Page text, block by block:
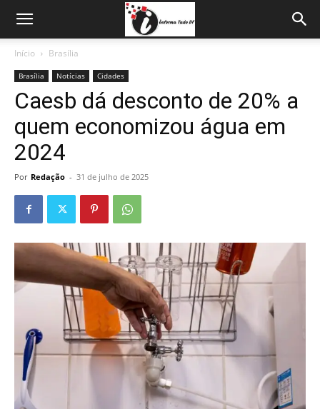
Início Brasília
Brasília Notícias Cidades
Caesb dá desconto de 20% a
quem economizou água em
2024
Por Redação - 31 de julho de 2025